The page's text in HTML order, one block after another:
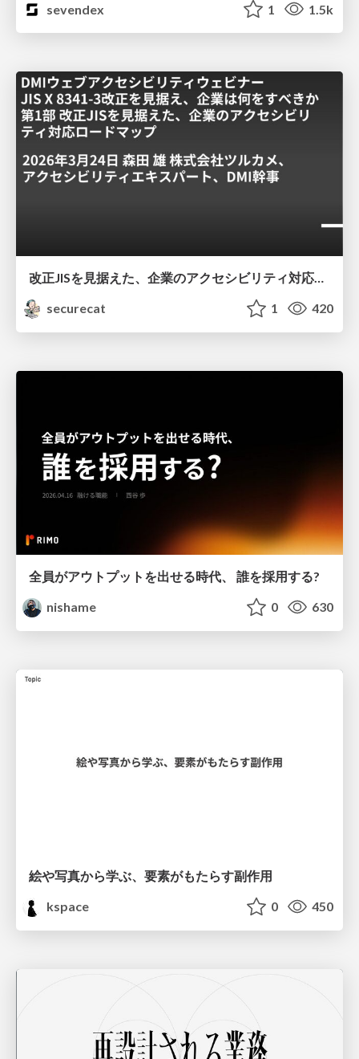
sevendex
1 1.5k
改正JISを見据えた、企業のアクセシビリティ対応ロードマップ
securecat
1 420
全員がアウトプットを出せる時代、 誰を採用する?
nishame
0 630
絵や写真から学ぶ、要素がもたらす副作用
kspace
0 450